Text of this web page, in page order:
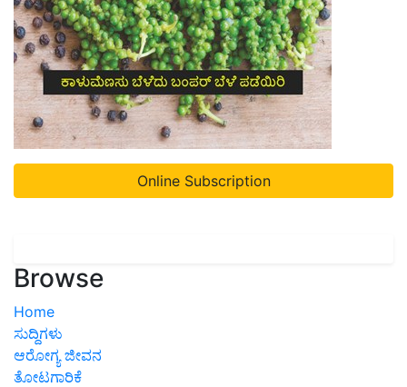
Online Subscription
Browse
Home
ಸುದ್ದಿಗಳು
ಆರೋಗ್ಯ ಜೀವನ
ತೋಟಗಾರಿಕೆ